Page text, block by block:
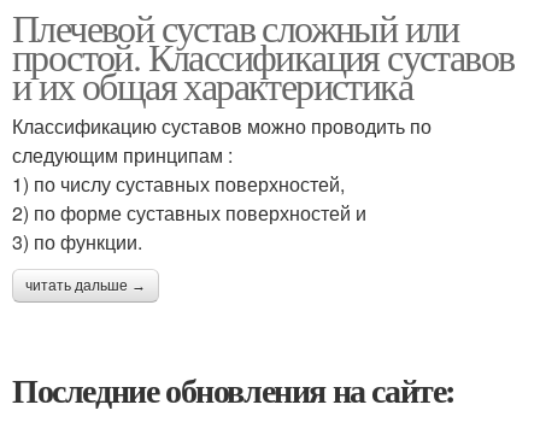
Плечевой сустав сложный или
простой. Классификация суставов
и их общая характеристика
Классификацию суставов можно проводить по
следующим принципам :
1) по числу суставных поверхностей,
2) по форме суставных поверхностей и
3) по функции.
читать дальше →
Последние обновления на сайте: